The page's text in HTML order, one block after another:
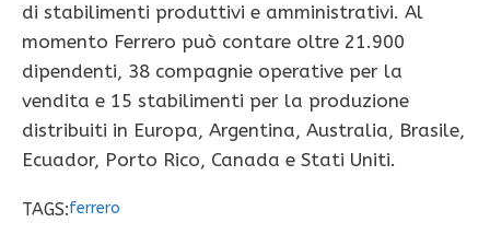
di stabilimenti produttivi e amministrativi. Al
momento Ferrero può contare oltre 21.900
dipendenti, 38 compagnie operative per la
vendita e 15 stabilimenti per la produzione
distribuiti in Europa, Argentina, Australia, Brasile,
Ecuador, Porto Rico, Canada e Stati Uniti.
TAGS:ferrero